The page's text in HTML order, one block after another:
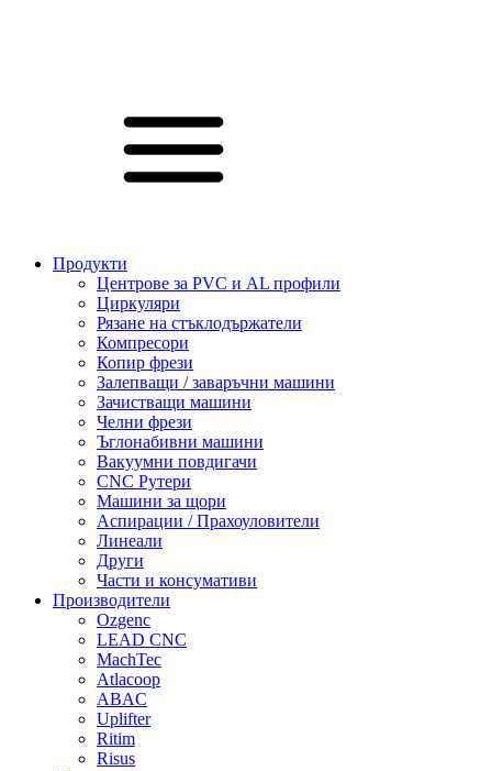
Продукти
Центрове за PVC и AL профили
Циркуляри
Рязане на стъклодържатели
Компресори
Копир фрези
Залепващи / заваръчни машини
Зачистващи машини
Челни фрези
Ъглонабивни машини
Вакуумни повдигачи
CNC Рутери
Машини за щори
Аспирации / Прахоуловители
Линеали
Други
Части и консумативи
Производители
Ozgenc
LEAD CNC
MachTec
Atlacoop
ABAC
Uplifter
Ritim
Risus